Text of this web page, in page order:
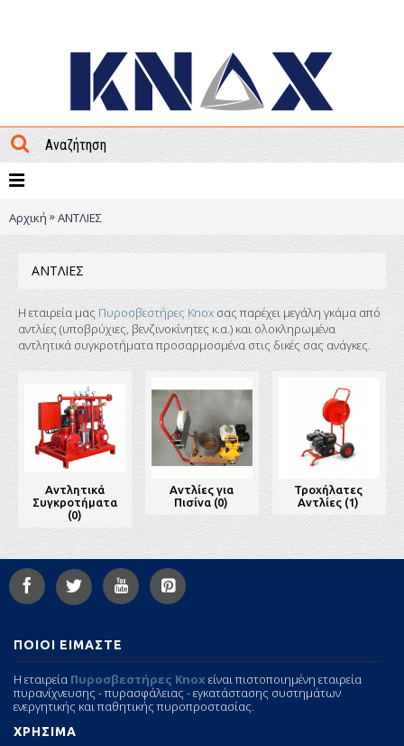
Αρχική »ΑΝΤΛΙΕΣ
ΑΝΤΛΙΕΣ
Η εταιρεία μας Πυροσβεστήρες Knox σας παρέχει μεγάλη γκάμα από
αντλίες (υποβρύχιες, βενζινοκίνητες κ.α.) και ολοκληρωμένα
αντλητικά συγκροτήματα προσαρμοσμένα στις δικές σας ανάγκες.
Αντλητικά
Συγκροτήματα
(0)
Αντλίες για
Πισίνα (0)
Τροχήλατες
Αντλίες (1)
ΠΟΙΟΙ ΕΙΜΑΣΤΕ
Η εταιρεία Πυροσβεστήρες Knox είναι πιστοποιημένη εταιρεία
πυρανίχνευσης - πυρασφάλειας - εγκατάστασης συστημάτων
ενεργητικής και παθητικής πυροπροστασίας.
ΧΡΗΣΙΜΑ